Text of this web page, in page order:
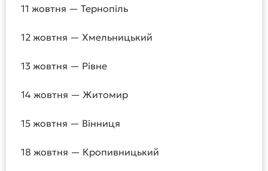
11 жовтня — Тернопіль
12 жовтня — Хмельницький
13 жовтня — Рівне
14 жовтня — Житомир
15 жовтня — Вінниця
18 жовтня — Кропивницький